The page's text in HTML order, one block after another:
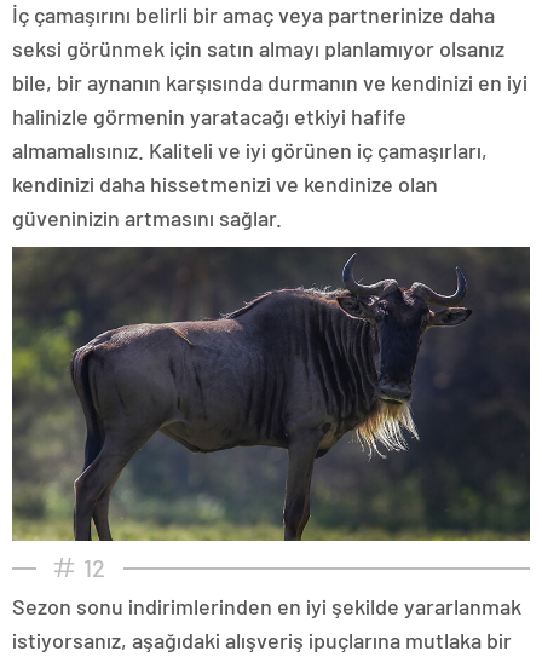
İç çamaşırını belirli bir amaç veya partnerinize daha
seksi görünmek için satın almayı planlamıyor olsanız
bile, bir aynanın karşısında durmanın ve kendinizi en iyi
halinizle görmenin yaratacağı etkiyi hafife
almamalısınız. Kaliteli ve iyi görünen iç çamaşırları,
kendinizi daha hissetmenizi ve kendinize olan
güveninizin artmasını sağlar.
12
Sezon sonu indirimlerinden en iyi şekilde yararlanmak
istiyorsanız, aşağıdaki alışveriş ipuçlarına mutlaka bir